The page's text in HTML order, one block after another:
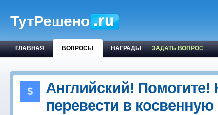
ТутРешено
ГЛАВНАЯ ВОПРОСЫ НАГРАДЫ ЗАДАТЬ ВОПРОС
Английский! Помогите!
перевести в косвенную